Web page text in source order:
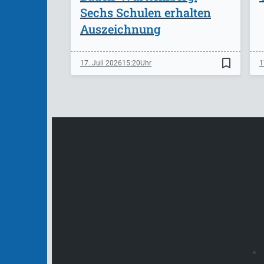
Sechs Schulen erhalten
Auszeichnung
17. Juli 202615:20 bookmark_border